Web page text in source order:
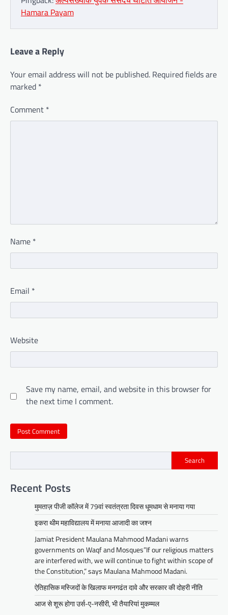
Hamara Payam
Leave a Reply
Your email address will not be published. Required fields are
marked *
Comment *
Name *
Email *
Website
Save my name, email, and website in this browser for
the next time I comment.
Search
Recent Posts
मुमताज़ पीजी कॉलेज में 79वां स्वतंत्रता दिवस धूमधाम से मनाया गया
इकरा थीम महाविद्यालय में मनाया आजादी का जश्न
Jamiat President Maulana Mahmood Madani warns
governments on Waqf and Mosques”If our religious matters
are interfered with, we will continue to fight within scope of
the Constitution,” says Maulana Mahmood Madani.
ऐतिहासिक मस्जिदों के खिलाफ मनगढंत दावे और सरकार की दोहरी नीति
आज से शूरू होगा उर्स-ए-नसीरी, भी तैयारियां मुकम्मल